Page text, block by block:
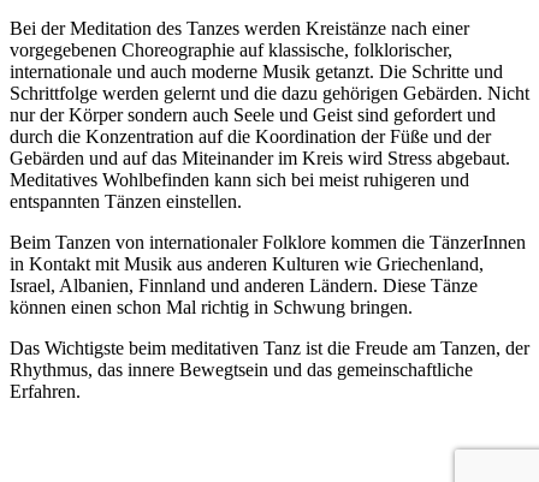
Bei der Meditation des Tanzes werden Kreistänze nach einer
vorgegebenen Choreographie auf klassische, folklorischer,
internationale und auch moderne Musik getanzt. Die Schritte und
Schrittfolge werden gelernt und die dazu gehörigen Gebärden. Nicht
nur der Körper sondern auch Seele und Geist sind gefordert und
durch die Konzentration auf die Koordination der Füße und der
Gebärden und auf das Miteinander im Kreis wird Stress abgebaut.
Meditatives Wohlbefinden kann sich bei meist ruhigeren und
entspannten Tänzen einstellen.
Beim Tanzen von internationaler Folklore kommen die TänzerInnen
in Kontakt mit Musik aus anderen Kulturen wie Griechenland,
Israel, Albanien, Finnland und anderen Ländern. Diese Tänze
können einen schon Mal richtig in Schwung bringen.
Das Wichtigste beim meditativen Tanz ist die Freude am Tanzen, der
Rhythmus, das innere Bewegtsein und das gemeinschaftliche
Erfahren.